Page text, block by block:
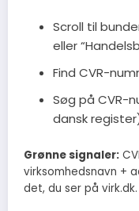
Scroll til
eller
Find CVR-
Søg på CVR-
dansk
Grønne signaler:
virksomhedsnavn +
det, du ser på virk.dk.